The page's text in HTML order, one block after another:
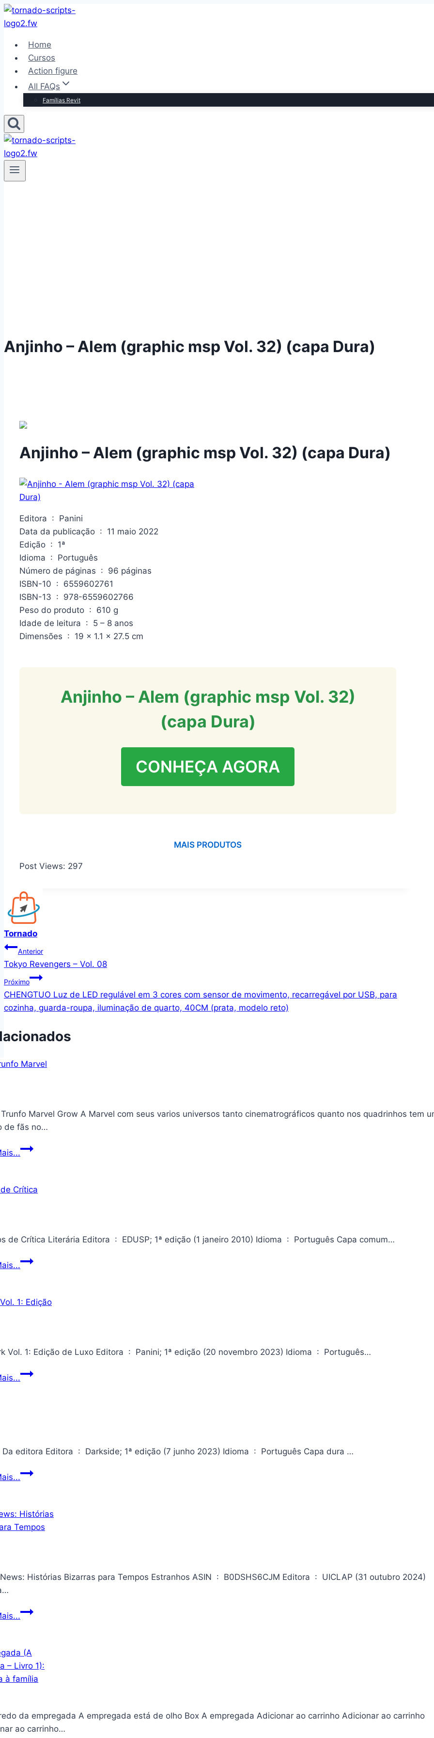
Pular
para
Conteúdo
Home
Cursos
Action figure
All FAQs
Famílias Revit
Anjinho – Alem (graphic msp Vol. 32) (capa Dura)
Anjinho – Alem (graphic msp Vol. 32) (capa Dura)
Editora ‏ : ‎ Panini
Data da publicação ‏ : ‎ 11 maio 2022
Edição ‏ : ‎ 1ª
Idioma ‏ : ‎ Português
Número de páginas ‏ : ‎ 96 páginas
ISBN-10 ‏ : ‎ 6559602761
ISBN-13 ‏ : ‎ 978-6559602766
Peso do produto ‏ : ‎ 610 g
Idade de leitura ‏ : ‎ 5 – 8 anos
Dimensões ‏ : ‎ 19 x 1.1 x 27.5 cm
Anjinho – Alem (graphic msp Vol. 32)
(capa Dura)
CONHEÇA AGORA
MAIS PRODUTOS
Post Views: 297
Tornado
Navegação
de
Post
Anterior
Tokyo Revengers – Vol. 08
Próximo
CHENGTUO Luz de LED regulável em 3 cores com sensor de movimento, recarregável por USB, para
cozinha, guarda-roupa, iluminação de quarto, 40CM (prata, modelo reto)
Marvel Grow A Marvel com seus varios universos tanto cinematrográficos quanto nos quadrinhos tem
de fãs no…
Super
Grow
Ensaios de Crítica Literária Editora ‏ : ‎ EDUSP; 1ª edição (1 janeiro 2010) Idioma ‏ : ‎ Português Capa comum…
Ensaios
Literária
Berserk Vol. 1: Edição de Luxo Editora ‏ : ‎ Panini; 1ª edição (20 novembro 2023) Idioma ‏ : ‎ Português…
Berserk
Salem Da editora Editora ‏ : ‎ Darkside; 1ª edição (7 junho 2023) Idioma ‏ : ‎ Português Capa dura ‏…
Salem
Histórias Bizarras para Tempos Estranhos ASIN ‏ : ‎ B0DSHS6CJM Editora ‏ : ‎ UICLAP (31 outubro 2024)
Freak
Bizarras
para
Tempos
da empregada A empregada está de olho Box A empregada Adicionar ao carrinho Adicionar ao carrinho
ao carrinho…